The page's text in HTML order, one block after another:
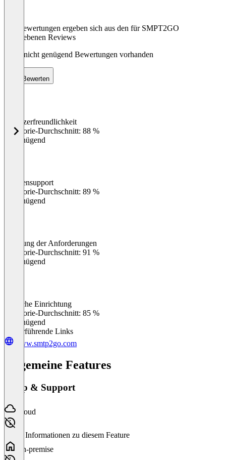
Die Bewertungen ergeben sich aus den für SMPT2GO
abgegebenen Reviews
Noch nicht genügend Bewertungen vorhanden
Bewerten
Benutzerfreundlichkeit
Kategorie-Durchschnitt: 88 %
Ungenügend
Kundensupport
Kategorie-Durchschnitt: 89 %
Ungenügend
Erfüllung der Anforderungen
Kategorie-Durchschnitt: 91 %
Ungenügend
Einfache Einrichtung
Kategorie-Durchschnitt: 85 %
Ungenügend
Weiterführende Links
www.smtp2go.com
Allgemeine Features
Setup & Support
Cloud
Keine Informationen zu diesem Feature
On-premise